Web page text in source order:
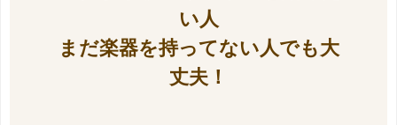
い人
まだ楽器を持ってない人でも大
丈夫！